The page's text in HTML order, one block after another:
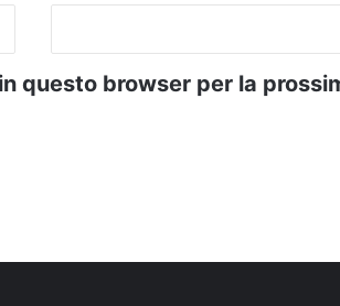
questo browser per la